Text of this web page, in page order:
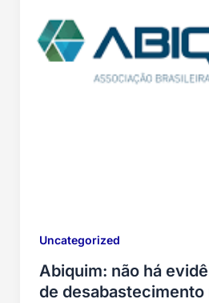
Uncategorized
Abiquim: não há
de desabastecimento